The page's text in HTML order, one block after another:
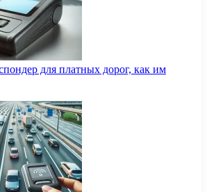
для платных дорог, как им